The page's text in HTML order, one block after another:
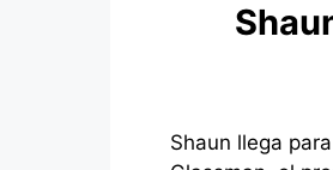
Shaun llega